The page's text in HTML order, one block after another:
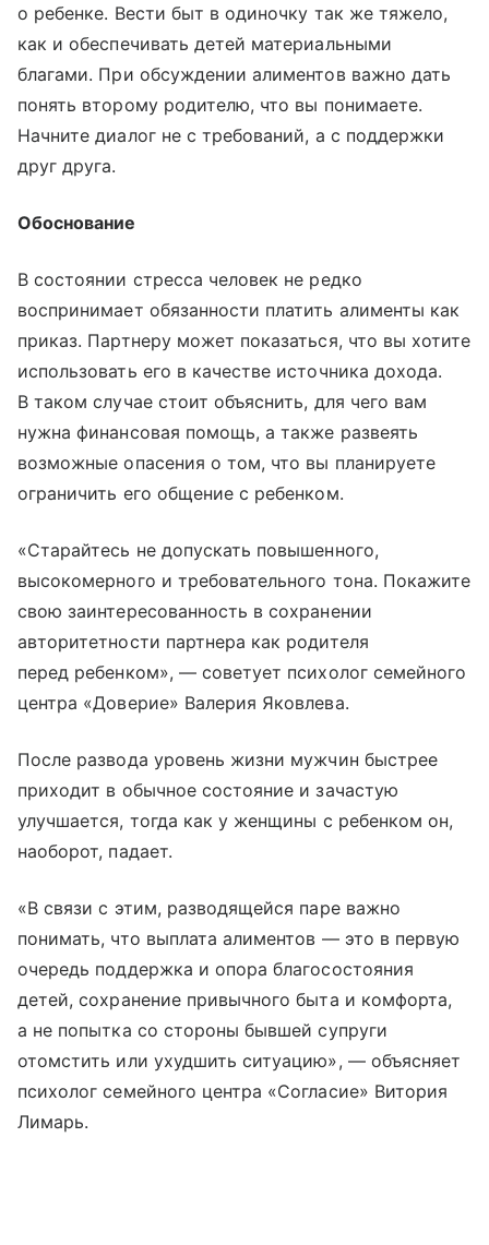
о ребенке. Вести быт в одиночку так же тяжело,
как и обеспечивать детей материальными
благами. При обсуждении алиментов важно дать
понять второму родителю, что вы понимаете.
Начните диалог не с требований, а с поддержки
друг друга.
Обоснование
В состоянии стресса человек не редко
воспринимает обязанности платить алименты как
приказ. Партнеру может показаться, что вы хотите
использовать его в качестве источника дохода.
В таком случае стоит объяснить, для чего вам
нужна финансовая помощь, а также развеять
возможные опасения о том, что вы планируете
ограничить его общение с ребенком.
«Старайтесь не допускать повышенного,
высокомерного и требовательного тона. Покажите
свою заинтересованность в сохранении
авторитетности партнера как родителя
перед ребенком», — советует психолог семейного
центра «Доверие» Валерия Яковлева.
После развода уровень жизни мужчин быстрее
приходит в обычное состояние и зачастую
улучшается, тогда как у женщины с ребенком он,
наоборот, падает.
«В связи с этим, разводящейся паре важно
понимать, что выплата алиментов — это в первую
очередь поддержка и опора благосостояния
детей, сохранение привычного быта и комфорта,
а не попытка со стороны бывшей супруги
отомстить или ухудшить ситуацию», — объясняет
психолог семейного центра «Согласие» Витория
Лимарь.